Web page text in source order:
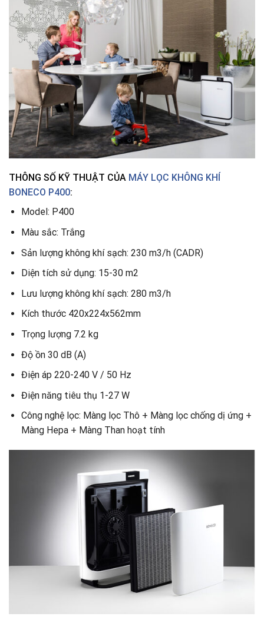
THÔNG SỐ KỸ THUẬT CỦA MÁY LỌC KHÔNG KHÍ
BONECO P400:
Model: P400
Màu sắc: Trắng
Sản lượng không khí sạch: 230 m3/h (CADR)
Diện tích sử dụng: 15-30 m2
Lưu lượng không khí sạch: 280 m3/h
Kích thước 420x224x562mm
Trọng lượng 7.2 kg
Độ ồn 30 dB (A)
Điện áp 220-240 V / 50 Hz
Điện năng tiêu thụ 1-27 W
Công nghệ lọc: Màng lọc Thô + Màng lọc chống dị ứng +
Màng Hepa + Màng Than hoạt tính